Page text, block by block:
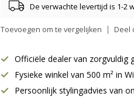
De verwachte levertijd is 1-2
Toevoegen om te vergelijken Deel
Officiële dealer van zorgvuldig
Fysieke winkel van 500 m² in
Persoonlijk stylingadvies van